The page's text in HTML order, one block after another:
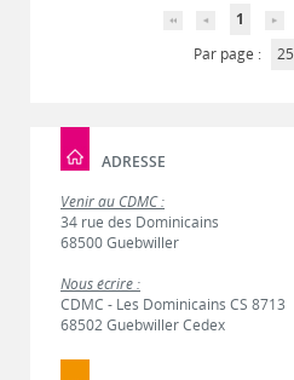
1
Par page :
25
ADRESSE
Venir au CDMC :
34 rue des Dominicains
68500 Guebwiller
Nous écrire :
CDMC - Les Dominicains CS 8713
68502 Guebwiller Cedex